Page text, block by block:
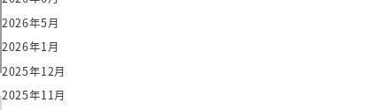
2026年5月
2026年1月
2025年12月
2025年11月